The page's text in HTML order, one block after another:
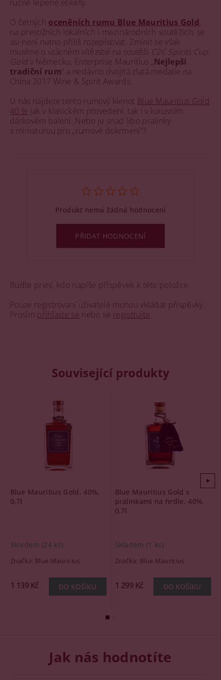
ručně lepené etikety.
O četných oceněních rumu Blue Mauritius Gold,
na prestižních lokálních i mezinárodních soutěžích, se
asi není nutno příliš rozepisovat. Zmínit se však
musíme o vzácném vítězství na soutěži C2C Spirits Cup
Goldv Německu, Enterprise Mauritius „Nejlepší
tradiční rum“ a nedávno dvojitá zlatá medaile na
China 2017 Wine & Spirit Awards.
U nás najdete tento rumový klenot Blue Mauritius Gold
40 % jak v klasickém provedení, tak i v luxusním
dárkovém balení. Nebo je snad libo pralinky
s miniaturou pro „rumové dokrmení“?
Buďte první, kdo napíše příspěvek k této položce.
Pouze registrovaní uživatelé mohou vkládat příspěvky.
Prosím přihlaste se nebo se registrujte
Produkt nemá žádná hodnocení
PŘIDAT HODNOCENÍ
Související produkty
Blue Mauritius Gold, 40%,
0,7l
Skladem (24 ks)
Značka: Blue Mauricius
1 139 Kč
Blue Mauritius Gold s
pralinkami na hrdle, 40%,
0,7l
Skladem (1 ks)
Značka: Blue Mauricius
1 299 Kč
Jak nás hodnotíte